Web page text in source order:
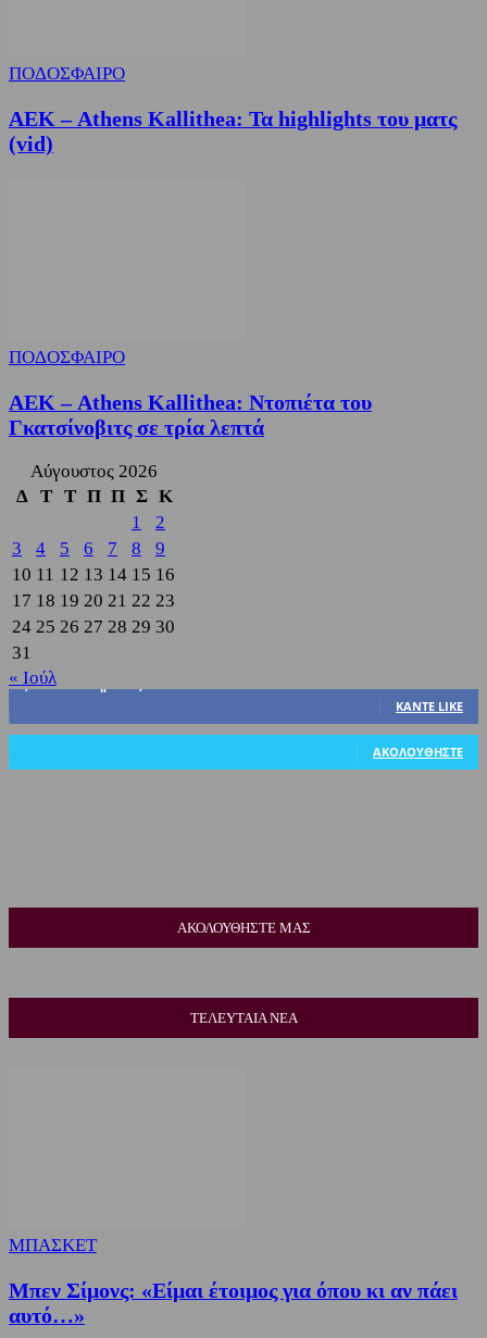
ΠΟΔΟΣΦΑΙΡΟ
ΑΕΚ – Athens Kallithea: Τα highlights του ματς
(vid)
ΠΟΔΟΣΦΑΙΡΟ
ΑΕΚ – Athens Kallithea: Ντοπιέτα του
Γκατσίνοβιτς σε τρία λεπτά
Αύγουστος 2026
Δ
Τ Τ Π Π Σ Κ
1
2
3
4 5 6 7 8
9
10 11 12 13 14 15 16
17 18 19 20 21 22 23
24 25 26 27 28 29 30
31
« Ιούλ
3,822
ΚΆΝΤΕ LIKE
ΑΚΟΛΟΥΘΉΣΤΕ
ΑΚΟΛΟΥΘΗΣΤΕ ΜΑΣ
ΤΕΛΕΥΤΑΙΑ ΝΕΑ
ΜΠΑΣΚΕΤ
Μπεν Σίμονς: «Είμαι έτοιμος για όπου κι αν πάει
αυτό…»